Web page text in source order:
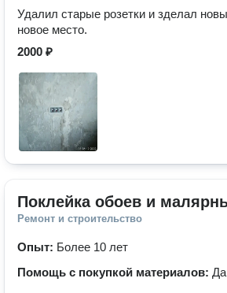
Удалил старые розетки и зделал
новое место.
2000 ₽
Поклейка обоев и
Ремонт и строительство
Опыт: Более 10 лет
Помощь с покупкой материалов: Да